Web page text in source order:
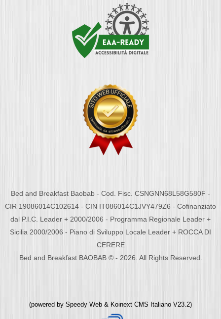
Bed and Breakfast Baobab - Cod. Fisc. CSNGNN68L58G580F -
CIR 19086014C102614 - CIN IT086014C1JVY479Z6 - Cofinanziato
dal P.I.C. Leader + 2000/2006 - Programma Regionale Leader +
Sicilia 2000/2006 - Piano di Sviluppo Locale Leader + ROCCA DI
CERERE
Bed and Breakfast BAOBAB © - 2026. All Rights Reserved.
(powered by Speedy Web & Koinext CMS Italiano V23.2)